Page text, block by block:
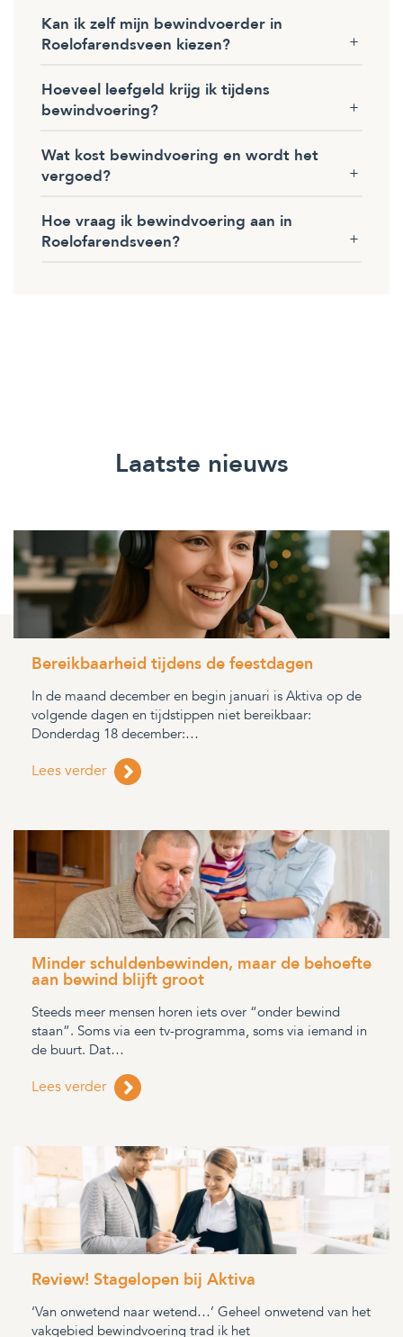
Kan ik zelf mijn bewindvoerder in
Roelofarendsveen kiezen?
Hoeveel leefgeld krijg ik tijdens
bewindvoering?
Wat kost bewindvoering en wordt het
vergoed?
Hoe vraag ik bewindvoering aan in
Roelofarendsveen?
Laatste nieuws
Bereikbaarheid tijdens de feestdagen
In de maand december en begin januari is Aktiva op de
volgende dagen en tijdstippen niet bereikbaar:
Donderdag 18 december:…
Lees verder
Minder schuldenbewinden, maar de behoefte
aan bewind blijft groot
Steeds meer mensen horen iets over “onder bewind
staan”. Soms via een tv-programma, soms via iemand in
de buurt. Dat…
Lees verder
Review! Stagelopen bij Aktiva
‘Van onwetend naar wetend…’ Geheel onwetend van het
vakgebied bewindvoering trad ik het